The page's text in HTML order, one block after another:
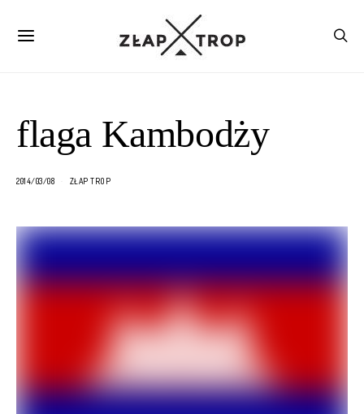
flaga Kambodży
2014/03/08 ZŁAP TROP